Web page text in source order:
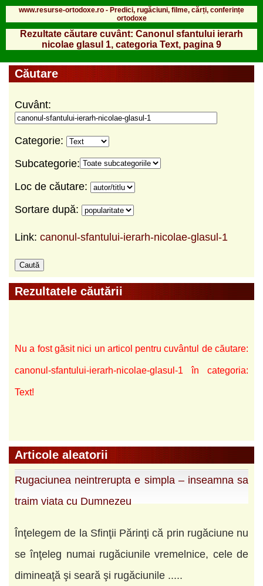
www.resurse-ortodoxe.ro - Predici, rugăciuni, filme, cărți, conferințe
ortodoxe
Rezultate căutare cuvânt: Canonul sfantului ierarh
nicolae glasul 1, categoria Text, pagina 9
Căutare
Cuvânt:
Categorie:
Subcategorie:
Loc de căutare:
Sortare după:
Link: canonul-sfantului-ierarh-nicolae-glasul-1
Rezultatele căutării
Nu a fost găsit nici un articol pentru cuvântul de căutare:
canonul-sfantului-ierarh-nicolae-glasul-1 în categoria:
Text!
Articole aleatorii
Rugaciunea neintrerupta e simpla – inseamna sa
traim viata cu Dumnezeu
Înţelegem de la Sfinţii Părinţi că prin rugăciune nu
se înţeleg numai rugăciunile vremelnice, cele de
dimineaţă şi seară şi rugăciunile .....